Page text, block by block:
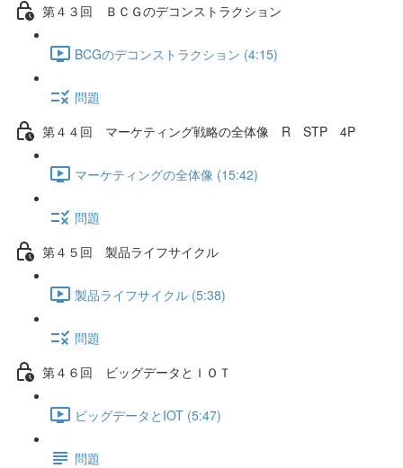
第４３回 ＢＣＧのデコンストラクション
BCGのデコンストラクション (4:15)
問題
第４４回 マーケティング戦略の全体像 R STP 4P
マーケティングの全体像 (15:42)
問題
第４５回 製品ライフサイクル
製品ライフサイクル (5:38)
問題
第４６回 ビッグデータとＩＯＴ
ビッグデータとIOT (5:47)
問題